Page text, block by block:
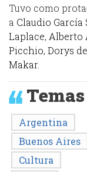
Tuvo como
a Claudio García
Laplace, Alberto
Picchio, Dorys
Makar.
Temas
Argentina
Buenos Aires
Cultura